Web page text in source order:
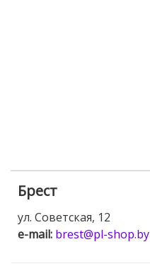
Брест
ул. Советская, 12
e-mail: brest@pl-shop.by